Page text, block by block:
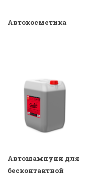
Автокосметика
Автошампуни для
бесконтактной